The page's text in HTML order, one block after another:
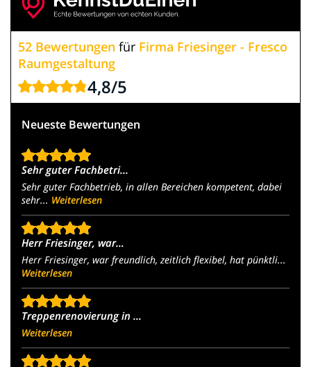
52 Bewertungen für Firma Friesinger - Fresco
Raumgestaltung
4,8/5
Neueste Bewertungen
Sehr guter Fachbetri...
Sehr guter Fachbetrieb, in allen Bereichen kompetent, dabei
sehr... Weiterlesen
Herr Friesinger, war...
Herr Friesinger, war freundlich, zeitlich flexibel, hat pünktli...
Weiterlesen
Treppenrenovierung in ...
Weiterlesen